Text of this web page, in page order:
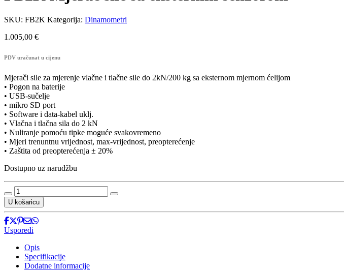
SKU: FB2K Kategorija: Dinamometri
1.005,00 €
PDV uračunat u cijenu
Mjerači sile za mjerenje vlačne i tlačne sile do 2kN/200 kg sa eksternom mjernom ćelijom
• Pogon na baterije
• USB-sučelje
• mikro SD port
• Software i data-kabel uklj.
• Vlačna i tlačna sila do 2 kN
• Nuliranje pomoću tipke moguće svakovremeno
• Mjeri trenuntnu vrijednost, max-vrijednost, preopterećenje
• Zaštita od preopterećenja ± 20%
Dostupno uz narudžbu
FB2K
Mjerač
sile
sa
eksternim
senzorom
količina
U košaricu
Usporedi
Opis
Specifikacije
Dodatne informacije